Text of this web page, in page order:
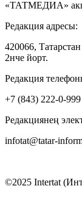
«ТАТМЕДИА»
Редакция адресы:
420066,
2нче йорт.
Редакция
+7 (843) 222-0-
Редакциянең
infotat@tatar-
©2025 Intertat